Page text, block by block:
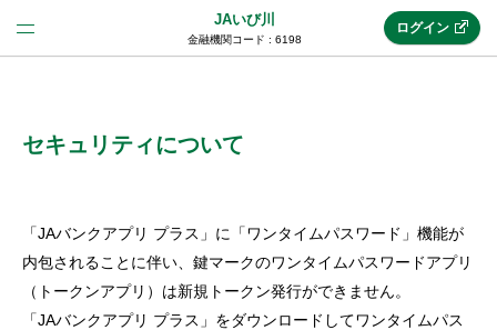
JAいび川
金融機関コード : 6198
(法人JAネットバンク)
JAネットバンクトップ
ログイン
セキュリティについて
「JAバンクアプリ プラス」に「ワンタイムパスワード」機能が
内包されることに伴い、鍵マークのワンタイムパスワードアプリ
（トークンアプリ）は新規トークン発行ができません。
「JAバンクアプリ プラス」をダウンロードしてワンタイムパス